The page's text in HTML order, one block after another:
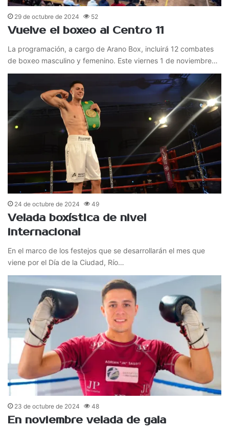
29 de octubre de 2024 52
Vuelve el boxeo al Centro 11
La programación, a cargo de Arano Box, incluirá 12 combates
de boxeo masculino y femenino. Este viernes 1 de noviembre…
24 de octubre de 2024 49
Velada boxística de nivel
internacional
En el marco de los festejos que se desarrollarán el mes que
viene por el Día de la Ciudad, Río…
23 de octubre de 2024 48
En noviembre velada de gala